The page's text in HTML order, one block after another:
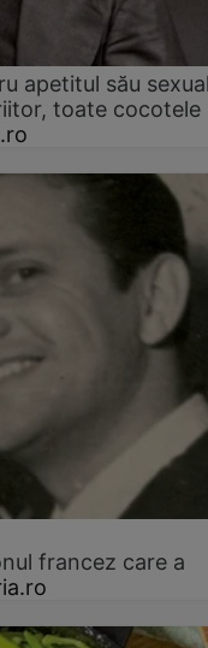
apetitul său
toate cocotele
francez care a